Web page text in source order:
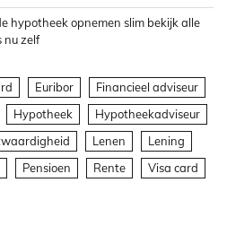
hypotheek opnemen slim bekijk alle
nu zelf
Euribor
Financieel adviseur
Hypotheek
Hypotheekadviseur
Lenen
Lening
Pensioen Rente Visa card